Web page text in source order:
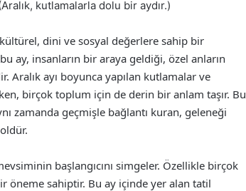
kutlamalarla dolu bir aydır.)
dini ve sosyal değerlere sahip bir
ay, insanların bir araya geldiği, özel anların
Aralık ayı boyunca yapılan kutlamalar ve
birçok toplum için de derin bir anlam taşır. Bu
zamanda geçmişle bağlantı kuran, geleneği
başlangıcını simgeler. Özellikle birçok
öneme sahiptir. Bu ay içinde yer alan tatil